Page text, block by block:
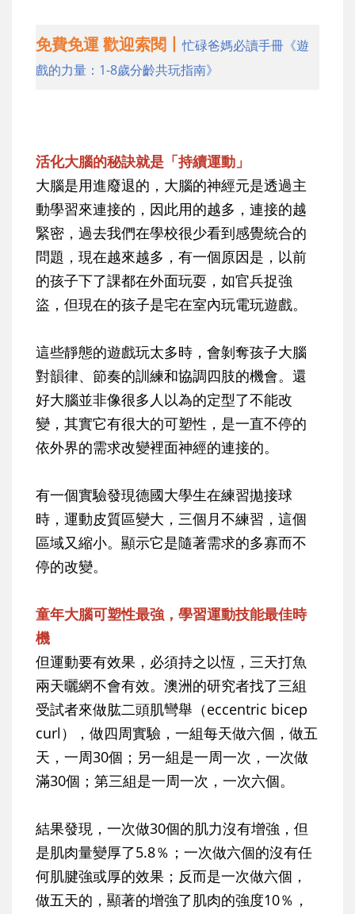
免費免運 歡迎索閱丨忙碌爸媽必讀手冊《遊
戲的力量：1-8歲分齡共玩指南》
活化大腦的秘訣就是「持續運動」
大腦是用進廢退的，大腦的神經元是透過主
動學習來連接的，因此用的越多，連接的越
緊密，過去我們在學校很少看到感覺統合的
問題，現在越來越多，有一個原因是，以前
的孩子下了課都在外面玩耍，如官兵捉強
盜，但現在的孩子是宅在室內玩電玩遊戲。
這些靜態的遊戲玩太多時，會剝奪孩子大腦
對韻律、節奏的訓練和協調四肢的機會。還
好大腦並非像很多人以為的定型了不能改
變，其實它有很大的可塑性，是一直不停的
依外界的需求改變裡面神經的連接的。
有一個實驗發現德國大學生在練習拋接球
時，運動皮質區變大，三個月不練習，這個
區域又縮小。顯示它是隨著需求的多寡而不
停的改變。
童年大腦可塑性最強，學習運動技能最佳時
機
但運動要有效果，必須持之以恆，三天打魚
兩天曬網不會有效。澳洲的研究者找了三組
受試者來做肱二頭肌彎舉（eccentric bicep
curl），做四周實驗，一組每天做六個，做五
天，一周30個；另一組是一周一次，一次做
滿30個；第三組是一周一次，一次六個。
結果發現，一次做30個的肌力沒有增強，但
是肌肉量變厚了5.8％；一次做六個的沒有任
何肌腱強或厚的效果；反而是一次做六個，
做五天的，顯著的增強了肌肉的強度10％，